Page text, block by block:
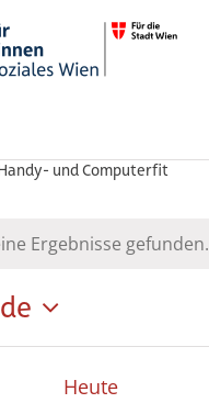
und Computerfit
Ergebnisse gefunden.
Heute